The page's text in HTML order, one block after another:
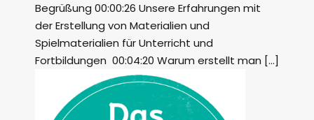
Begrüßung 00:00:26 Unsere Erfahrungen mit
der Erstellung von Materialien und
Spielmaterialien für Unterricht und
Fortbildungen 00:04:20 Warum erstellt man […]